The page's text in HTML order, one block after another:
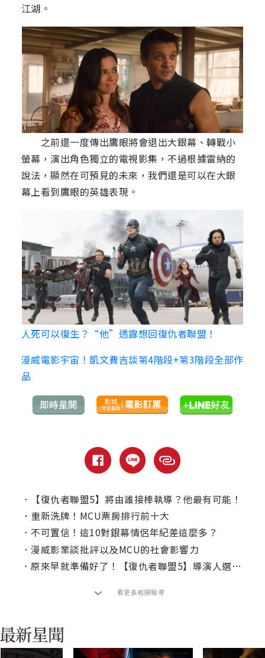
江湖。
之前還一度傳出鷹眼將會退出大銀幕、轉戰小
螢幕，演出角色獨立的電視影集，不過根據雷納的
說法，顯然在可預見的未來，我們還是可以在大銀
幕上看到鷹眼的英雄表現。
人死可以復生？“他”透露想回復仇者聯盟！
漫威電影宇宙！凱文費吉談第4階段+第3階段全部作
品
．
【復仇者聯盟5】將由誰接棒執導？他最有可能！
． 重新洗牌！MCU票房排行前十大
． 不可置信！這10對銀幕情侶年紀差這麼多？
． 漫威影業談批評以及MCU的社會影響力
． 原來早就準備好了！【復仇者聯盟5】導演人選曝光
看更多相關報導